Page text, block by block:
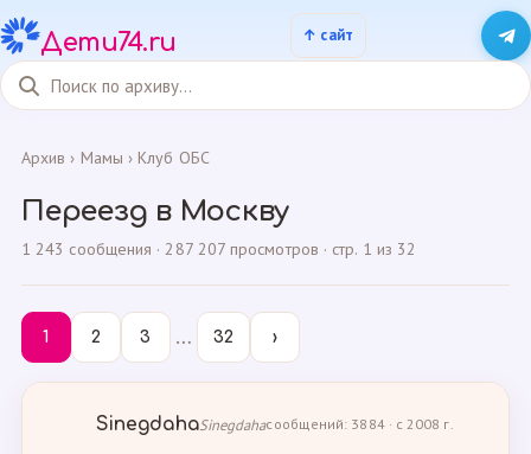
Дети74.ru
Архив › Мамы › Клуб ОБС
Переезд в Москву
1 243 сообщения · 287 207 просмотров · стр. 1 из 32
1 2 3 … 32 ›
SinegdahaSinegdahaсообщений: 3884 · с 2008 г.